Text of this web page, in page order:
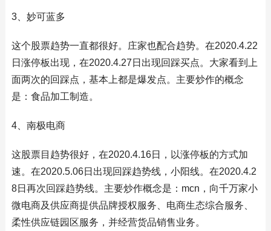
3、妙可蓝多
这个股票趋势一直都很好。庄家也配合趋势。在2020.4.22
日涨停板出现，在2020.4.27日出现回踩买点。大家看到上
面两次的回踩点，基本上都是爆发点。主要炒作的概念
是：食品加工制造。
4、南极电商
这股票目趋势很好，在2020.4.16日，以涨停板的方式加
速。在2020.5.06日出现回踩趋势线，小阳线。在2020.4.2
8日再次回踩趋势线。主要炒作概念是：mcn，向千万家小
微电商及供应商提供品牌授权服务、电商生态综合服务、
柔性供应链园区服务，并经营货品销售业务。